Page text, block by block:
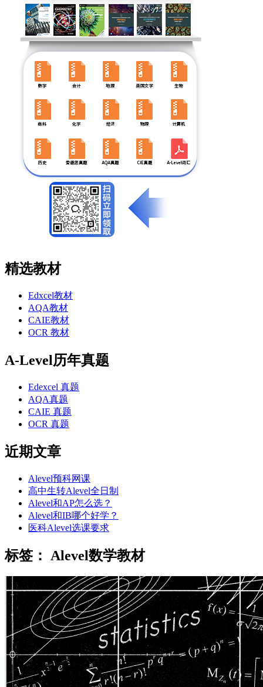
精选教材
Edxcel教材
AQA教材
CAIE教材
OCR 教材
A-Level历年真题
Edexcel 真题
AQA真题
CAIE 真题
OCR 真题
近期文章
Alevel预科网课
高中生转Alevel全日制
Alevel和AP怎么选？
Alevel和IB哪个好学？
医科Alevel选课要求
标签： Alevel数学教材